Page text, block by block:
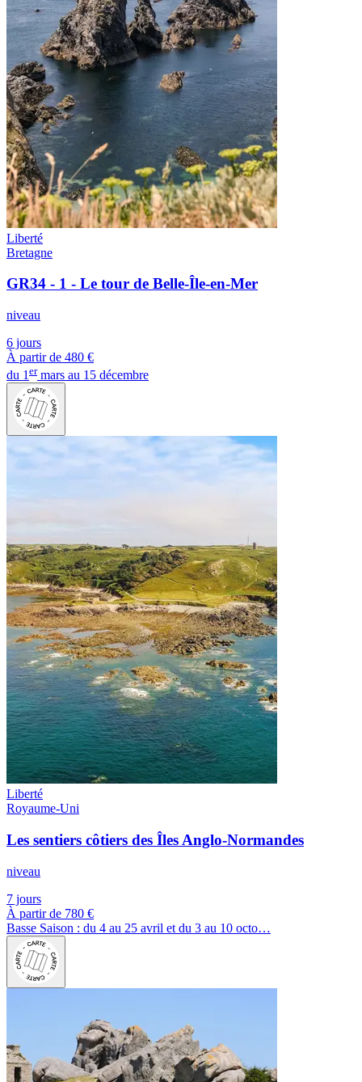
Liberté
Bretagne
GR34 - 1 - Le tour de Belle-Île-en-Mer
niveau
6 jours
À partir de 480 €
du 1ermars au 15 décembre
Liberté
Royaume-Uni
Les sentiers côtiers des Îles Anglo-Normandes
niveau
7 jours
À partir de 780 €
Basse Saison : du 4 au 25 avril et du 3 au 10 octo…